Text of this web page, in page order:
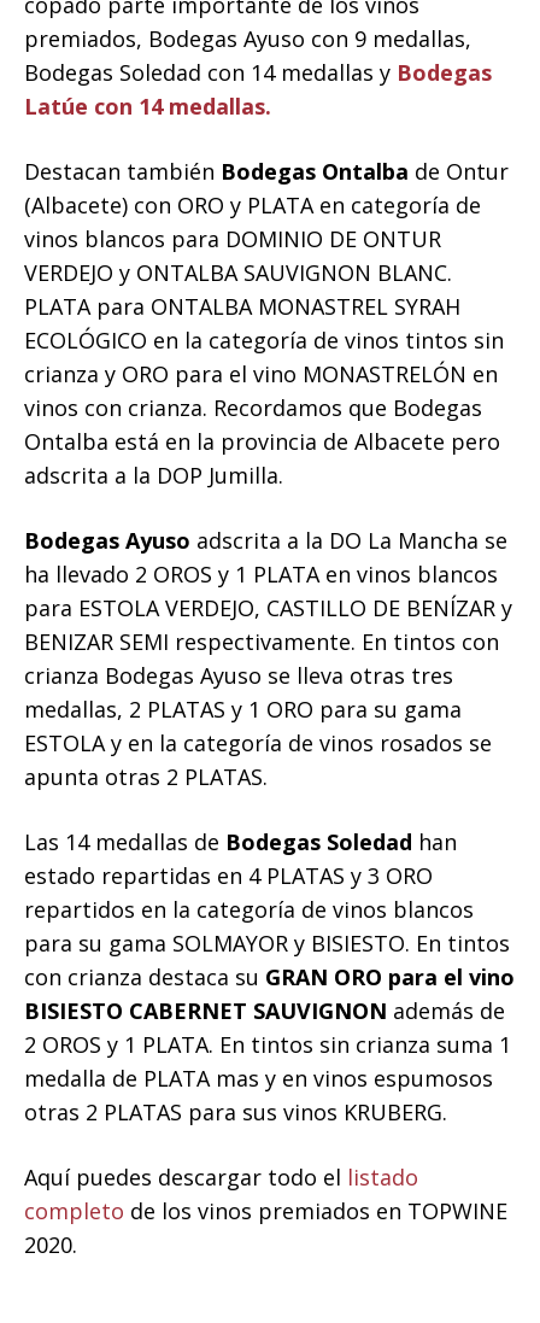
premiados, Bodegas Ayuso con 9 medallas,
Bodegas Soledad con 14 medallas y Bodegas
Latúe con 14 medallas.
Destacan también Bodegas Ontalba de Ontur
(Albacete) con ORO y PLATA en categoría de
vinos blancos para DOMINIO DE ONTUR
VERDEJO y ONTALBA SAUVIGNON BLANC.
PLATA para ONTALBA MONASTREL SYRAH
ECOLÓGICO en la categoría de vinos tintos sin
crianza y ORO para el vino MONASTRELÓN en
vinos con crianza. Recordamos que Bodegas
Ontalba está en la provincia de Albacete pero
adscrita a la DOP Jumilla.
Bodegas Ayuso adscrita a la DO La Mancha se
ha llevado 2 OROS y 1 PLATA en vinos blancos
para ESTOLA VERDEJO, CASTILLO DE BENÍZAR y
BENIZAR SEMI respectivamente. En tintos con
crianza Bodegas Ayuso se lleva otras tres
medallas, 2 PLATAS y 1 ORO para su gama
ESTOLA y en la categoría de vinos rosados se
apunta otras 2 PLATAS.
Las 14 medallas de Bodegas Soledad han
estado repartidas en 4 PLATAS y 3 ORO
repartidos en la categoría de vinos blancos
para su gama SOLMAYOR y BISIESTO. En tintos
con crianza destaca su GRAN ORO para el vino
BISIESTO CABERNET SAUVIGNON además de
2 OROS y 1 PLATA. En tintos sin crianza suma 1
medalla de PLATA mas y en vinos espumosos
otras 2 PLATAS para sus vinos KRUBERG.
Aquí puedes descargar todo el listado
completo de los vinos premiados en TOPWINE
2020.